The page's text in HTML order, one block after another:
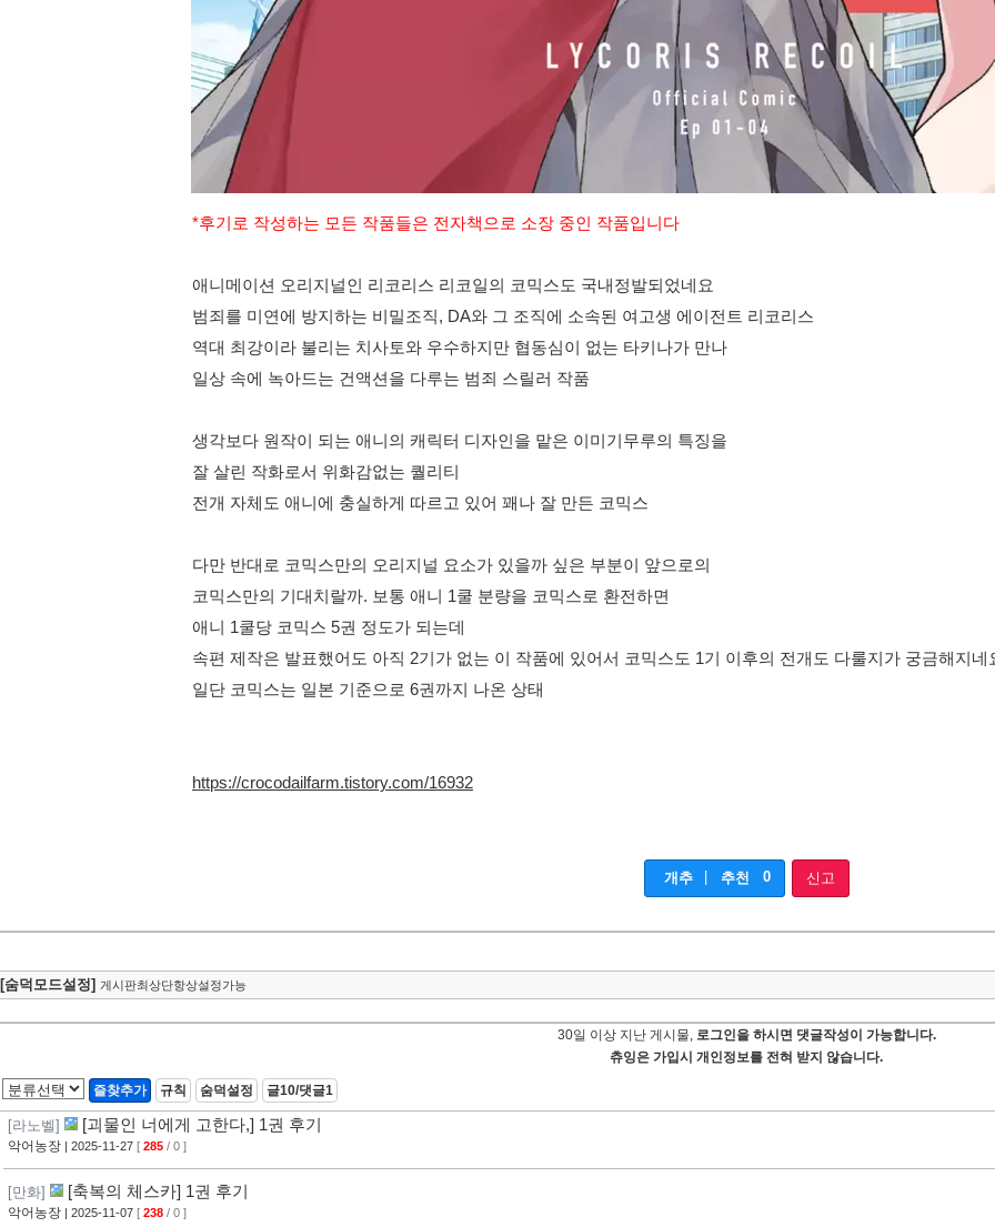
*후기로 작성하는 모든 작품들은 전자책으로 소장 중인 작품입니다
애니메이션 오리지널인 리코리스 리코일의 코믹스도 국내정발되었네요
범죄를 미연에 방지하는 비밀조직, DA와 그 조직에 소속된 여고생 에이전트 리코리스
역대 최강이라 불리는 치사토와 우수하지만 협동심이 없는 타키나가 만나
일상 속에 녹아드는 건액션을 다루는 범죄 스릴러 작품
생각보다 원작이 되는 애니의 캐릭터 디자인을 맡은 이미기무루의 특징을
잘 살린 작화로서 위화감없는 퀄리티
전개 자체도 애니에 충실하게 따르고 있어 꽤나 잘 만든 코믹스
다만 반대로 코믹스만의 오리지널 요소가 있을까 싶은 부분이 앞으로의
코믹스만의 기대치랄까. 보통 애니 1쿨 분량을 코믹스로 환전하면
애니 1쿨당 코믹스 5권 정도가 되는데
속편 제작은 발표했어도 아직 2기가 없는 이 작품에 있어서 코믹스도 1기 이후의 전개도 다룰지가 궁금해지네
일단 코믹스는 일본 기준으로 6권까지 나온 상태
https://crocodailfarm.tistory.com/16932
개추 추천 0 신고
[숨덕모드설정] 게시판최상단항상설정가능
30일 이상 지난 게시물, 로그인을 하시면 댓글작성이 가능합니다.
츄잉은 가입시 개인정보를 전혀 받지 않습니다.
즐찾추가 규칙 숨덕설정 글10/댓글1
[라노벨] [괴물인 너에게 고한다,] 1권 후기
악어농장 | 2025-11-27 [ 285 / 0 ]
[만화] [축복의 체스카] 1권 후기
악어농장 | 2025-11-07 [ 238 / 0 ]